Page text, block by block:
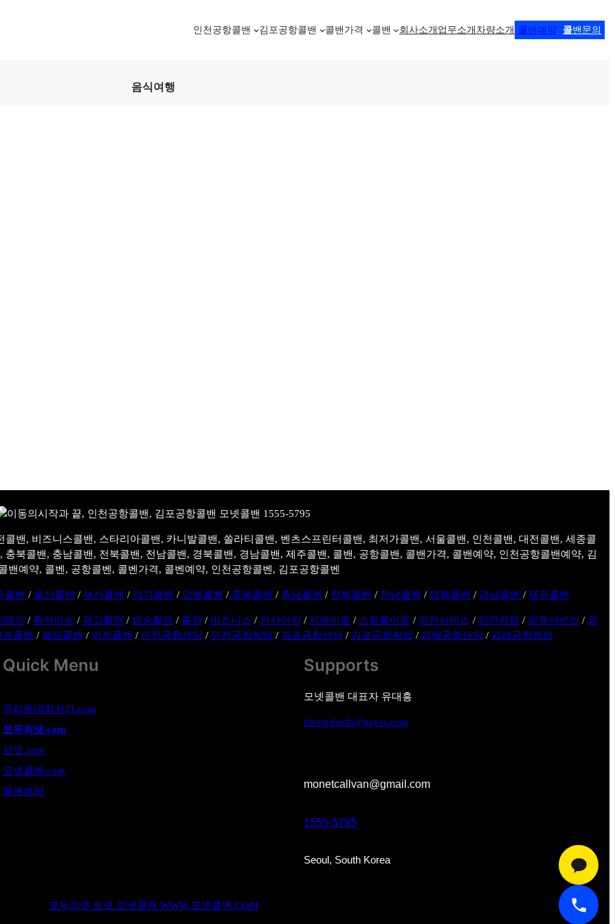
인천공항콜밴 김포공항콜밴 콜밴가격 콜밴 회사소개 업무소개 차량소개 콜밴예약 콜밴문의
음식여행
밴, 비즈니스콜밴, 스타리아콜밴, 카니발콜밴, 쏠라티콜밴, 벤츠스프린터콜밴, 최저가콜밴, 서울콜밴, 인천콜밴, 대전콜밴, 세종콜
북콜밴, 충남콜밴, 전북콜밴, 전남콜밴, 경북콜밴, 경남콜밴, 제주콜밴, 콜밴, 공항콜밴, 콜밴가격, 콜밴예약, 인천공항콜밴예약, 김
밴예약, 콜벤, 공항콜벤, 콜벤가격, 콜벤예약, 인천공항콜벤, 김포공항콜벤
콜밴 / 울산콜밴 / 부산콜밴 / 경기콜밴 / 강원콜밴 / 충북콜밴 / 충남콜밴 / 전북콜밴 / 전남콜밴 / 경북콜밴 / 경남콜밴 / 제주콜밴
례식 / 환자이송 / 광고촬영 / 방송촬영 / 출장/ 비즈니스 / 컨시어지 / 지방이동 / 소화물이동 / 의전서비스 / 의전차량/ 피켓서비스 / 외
프콜밴 / 웨딩콜밴 / 의전콜밴 / 인천공항샌딩 / 인천공항픽업 / 김포공항샌딩 / 김포공항픽업 / 김해공항샌딩 / 김해공항픽업
Quick Menu
우리동네최저가.com
모두의넷.com
모넷.com
모넷콜밴.com
콜밴예약
Supports
모넷콜밴 대표자 유대흥
thestudiodh@naver.com
monetcallvan@gmail.com
1555-5795
Seoul, South Korea
모두의넷 모넷 모넷콜밴 WWW.모넷콜밴.COM